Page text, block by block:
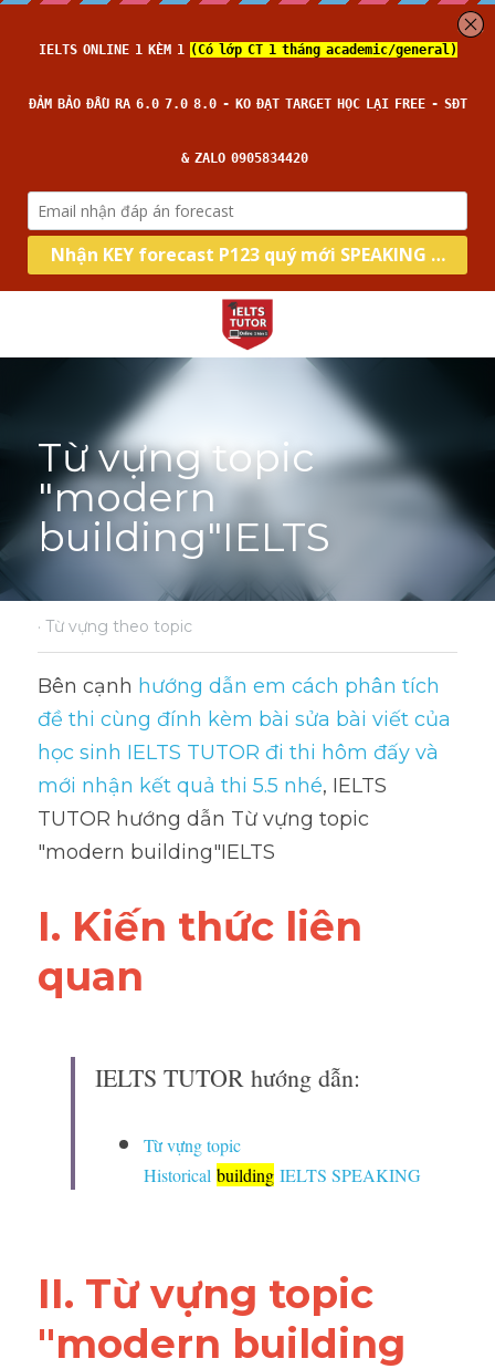
Từ vựng topic
"modern
building"IELTS
· Từ vựng theo topic
Bên cạnh hướng dẫn em cách phân tích
đề thi cùng đính kèm bài sửa bài viết của
học sinh IELTS TUTOR đi thi hôm đấy và
mới nhận kết quả thi 5.5 nhé, IELTS
TUTOR hướng dẫn Từ vựng topic
"modern building"IELTS
I. Kiến thức liên
quan
IELTS TUTOR hướng dẫn:
Từ vựng topic
Historical building IELTS SPEAKING
II. Từ vựng topic
"modern building